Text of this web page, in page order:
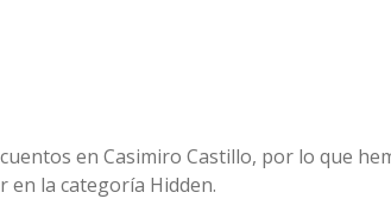
en Casimiro Castillo, por lo que
en la categoría Hidden.